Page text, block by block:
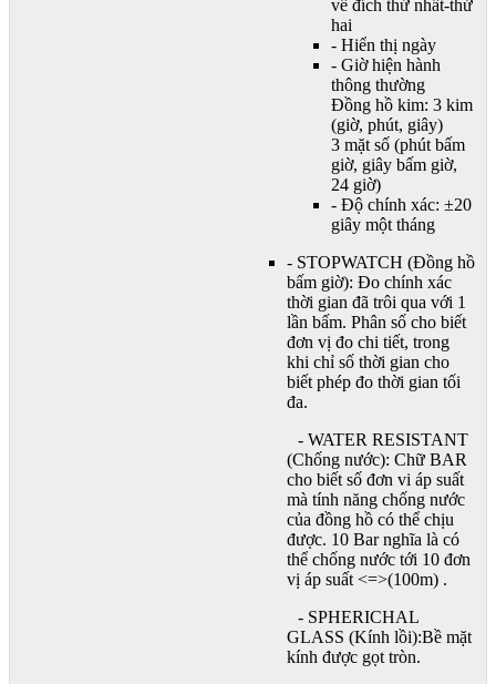
về đích thứ nhất-thứ
hai
- Hiển thị ngày
- Giờ hiện hành
thông thường
Đồng hồ kim: 3 kim
(giờ, phút, giây)
3 mặt số (phút bấm
giờ, giây bấm giờ,
24 giờ)
- Độ chính xác: ±20
giây một tháng
- STOPWATCH (Đồng hồ
bấm giờ): Đo chính xác
thời gian đã trôi qua với 1
lần bấm. Phân số cho biết
đơn vị đo chi tiết, trong
khi chỉ số thời gian cho
biết phép đo thời gian tối
đa.
- WATER RESISTANT
(Chống nước): Chữ BAR
cho biết số đơn vi áp suất
mà tính năng chống nước
của đồng hồ có thể chịu
được. 10 Bar nghĩa là có
thể chống nước tới 10 đơn
vị áp suất <=>(100m) .
- SPHERICHAL
GLASS (Kính lồi):Bề mặt
kính được gọt tròn.